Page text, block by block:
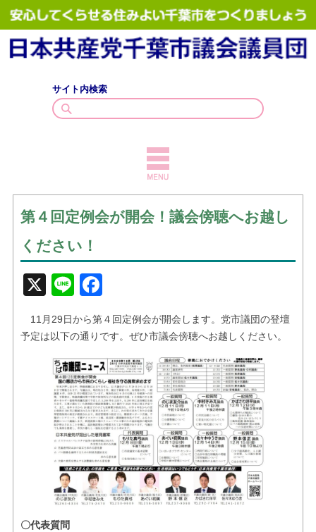
サイト内検索
議会質問
政策・見解
お問い合せ
第４回定例会が開会！議会傍聴へお越し
ください！
X Line
11月29日から第４回定例会が開会します。党市議団の登壇
予定は以下の通りです。ぜひ市議会傍聴へお越しください。
〇代表質問